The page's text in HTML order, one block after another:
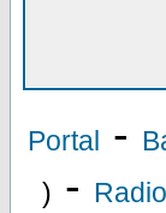
Portal -
) -